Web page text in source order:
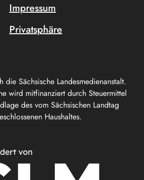
die Sächsische Landesmedienanstalt.
wird mitfinanziert durch Steuermittel
des vom Sächsischen Landtag
Haushaltes.
Impressum
Privatsphäre